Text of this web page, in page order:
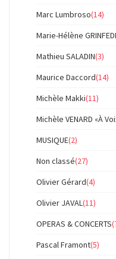
Marc Lumbroso(14)
Marie-Hélène
Mathieu SALADIN(3)
Maurice Daccord(14)
Michèle Makki(11)
Michèle VENARD «À
MUSIQUE(2)
Non classé(27)
Olivier Gérard(4)
Olivier JAVAL(11)
OPERAS & CONCERTS
Pascal Framont(5)